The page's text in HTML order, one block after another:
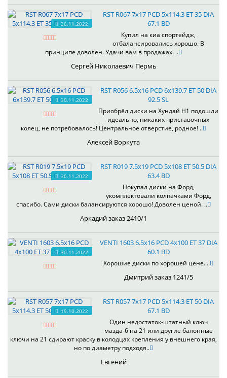
30.11.2022
RST R067 7x17 PCD 5x114.3 ET 35 DIA
67.1 BD
Купил на киа спортейдж,
отбалансировались хорошо. В
принципе доволен. Удачи вам в продажах. ..
Сергей Николаевич Пермь
30.11.2022
RST R056 6.5x16 PCD 6x139.7 ET 50 DIA
92.5 SL
Приобрёл диски на Хундай H1 подошли
идеально, никаких приставочных
колец, не потребовалось! Центральное отверстие, родное! ..
Алексей Воркута
30.11.2022
RST R019 7.5x19 PCD 5x108 ET 50.5 DIA
63.4 BD
Покупал диски на Форд,
укомплектовали колпачками Форд,
спасибо. Сами диски балансируются хорошо! Доволен ценой. ..
Аркадий заказ 2410/1
30.11.2022
VENTI 1603 6.5x16 PCD 4x100 ET 37 DIA
60.1 BD
Хорошие диски по хорошей цене. ..
Дмитрий заказ 1241/5
19.10.2022
RST R057 7x17 PCD 5x114.3 ET 50 DIA
67.1 BD
Один недостаток-штатный ключ
мазда-6 на 21 или другие балонные
ключи на 21 сдирают краску в колодцах крепления у внешнего края,
но по диаметру подходя..
Евгений